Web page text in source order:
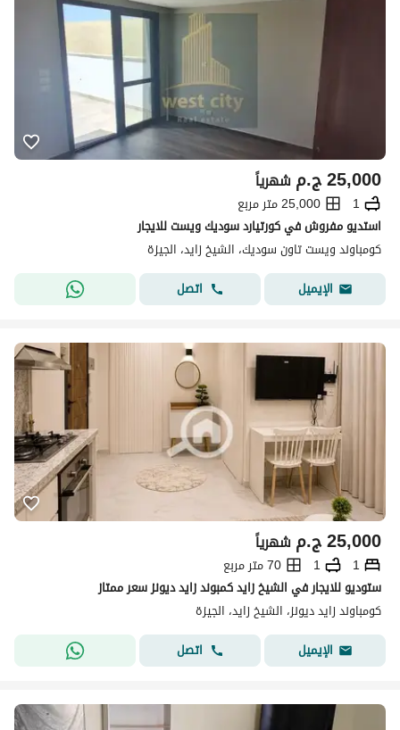
ج.م25,000 شهرياً
1
25,000 متر مربع
استديو مفروش في كورتيارد سوديك ويست للايجار
كومباوند ويست تاون سوديك، الشيخ زايد، الجيزة
الإيميل
اتصل
ج.م25,000 شهرياً
1
1
70 متر مربع
ستوديو للايجار في الشيخ زايد كمبوند زايد ديونز سعر ممتاز
كومباوند زايد ديونز، الشيخ زايد، الجيزة
الإيميل
اتصل